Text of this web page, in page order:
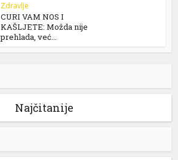
Zdravlje
CURI VAM NOS I
KAŠLJETE: Možda nije
prehlada, već...
Najčitanije